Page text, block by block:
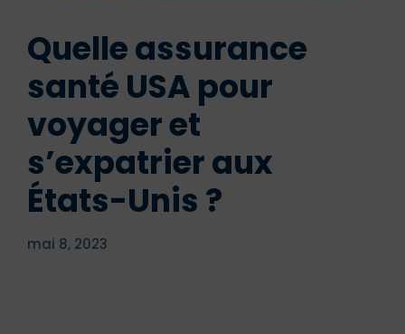
Quelle assurance
santé USA pour
voyager et
s’expatrier aux
États-Unis ?
mai 8, 2023